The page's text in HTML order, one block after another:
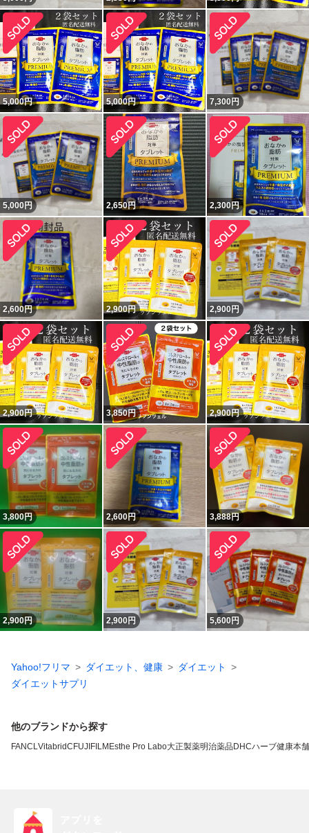
5,000円 5,000円 7,300円
5,000円 2,650円 2,300円
2,600円 2,900円 2,900円
2,900円 3,850円 2,900円
3,800円 2,600円 3,888円
2,900円 2,900円 5,600円
Yahoo!フリマ ダイエット、健康
ダイエット
ダイエットサプリ
他のブランドから探す
FANCLVitabridC FUJIFILM Esthe Pro Labo大正製薬明治薬品DHCハーブ健康本舗